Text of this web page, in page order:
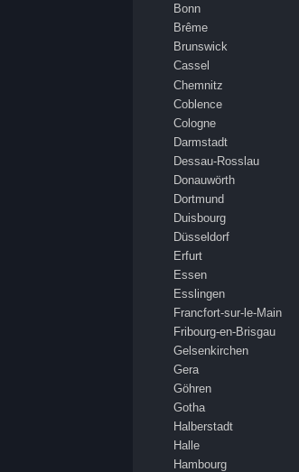
Bonn
Brême
Brunswick
Cassel
Chemnitz
Coblence
Cologne
Darmstadt
Dessau-Rosslau
Donauwörth
Dortmund
Duisbourg
Düsseldorf
Erfurt
Essen
Esslingen
Francfort-sur-le-Main
Fribourg-en-Brisgau
Gelsenkirchen
Gera
Göhren
Gotha
Halberstadt
Halle
Hambourg